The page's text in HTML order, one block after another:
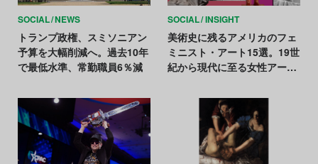
SOCIAL NEWS
トランプ政権、スミソニアン
予算を大幅削減へ。過去10年
で最低水準、常勤職員6％減
SOCIAL INSIGHT
美術史に残るアメリカのフェ
ミニスト・アート15選。19世
紀から現代に至る女性アーテ